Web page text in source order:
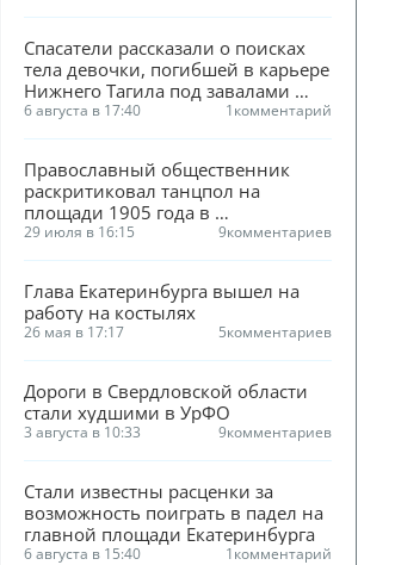
Спасатели рассказали о поисках
тела девочки, погибшей в карьере
Нижнего Тагила под завалами
песка
6 августа в 17:40 1комментарий
Православный общественник
раскритиковал танцпол на
площади 1905 года в
Екатеринбурге
29 июля в 16:15 9комментариев
Глава Екатеринбурга вышел на
работу на костылях
26 мая в 17:17 5комментариев
Дороги в Свердловской области
стали худшими в УрФО
3 августа в 10:33 9комментариев
Стали известны расценки за
возможность поиграть в падел на
главной площади Екатеринбурга
6 августа в 15:40 1комментарий